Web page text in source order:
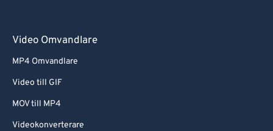
Video Omvandlare
MP4 Omvandlare
Video till GIF
MOV till MP4
Videokonverterare